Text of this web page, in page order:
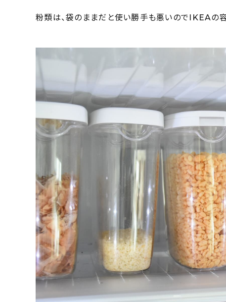
粉類は、袋のままだと使い勝手も悪いのでIKEAの